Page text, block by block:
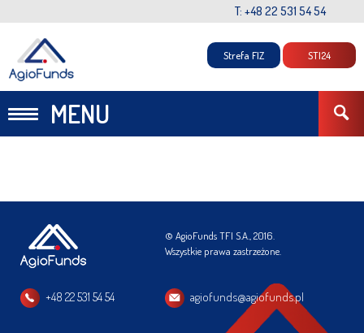
T: +48 22 531 54 54
MENU
Strefa FIZ STI24
© AgioFunds TFI S.A., 2016.
Wszystkie prawa zastrzeżone.
+48 22 531 54 54 agiofunds@agiofunds.pl